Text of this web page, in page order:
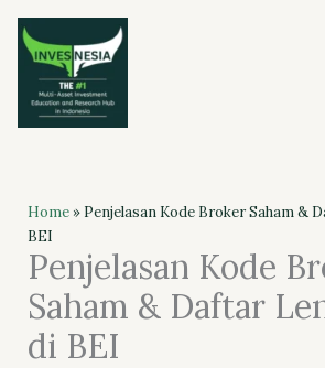
Skip
content
Home» Penjelasan Kode Broker Saham &
BEI
Penjelasan Kode
Saham & Daftar
di BEI